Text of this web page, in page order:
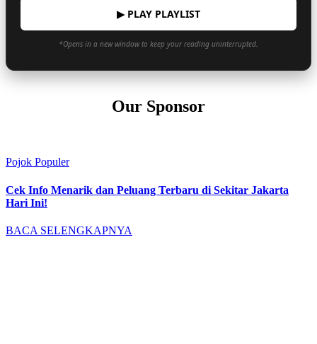
▶ PLAY PLAYLIST
*Opens in a new window to keep your reading uninterrupted.
Our Sponsor
Pojok Populer
Cek Info Menarik dan Peluang Terbaru di Sekitar Jakarta
Hari Ini!
BACA SELENGKAPNYA